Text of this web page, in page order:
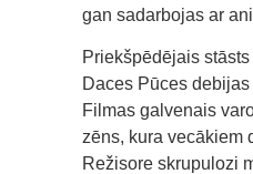
gan sadarbojas ar
Priekšpēdējais
Daces Pūces debijas
Filmas galvenais
zēns, kura vecākiem
Režisore skrupulozi